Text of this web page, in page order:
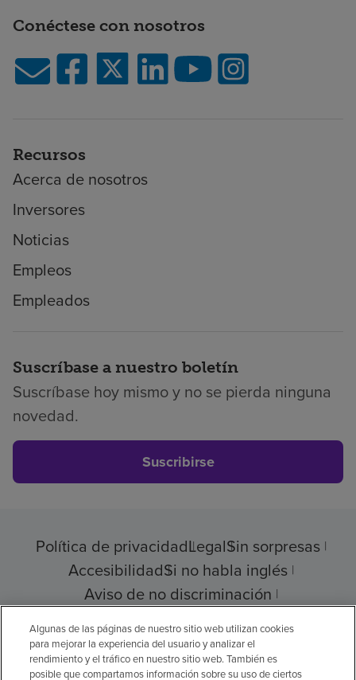
Conéctese con nosotros
Recursos
Acerca de nosotros
Inversores
Noticias
Empleos
Empleados
Suscríbase a nuestro boletín
Suscríbase hoy mismo y no se pierda ninguna
novedad.
Suscribirse
Política de privacidadLegalSin sorpresas
AccesibilidadSi no habla inglés
Aviso de no discriminación
Cumplimiento de los proveedores
Algunas de las páginas de nuestro sitio web utilizan cookies
para mejorar la experiencia del usuario y analizar el
rendimiento y el tráfico en nuestro sitio web. También es
posible que compartamos información sobre su uso de ciertos